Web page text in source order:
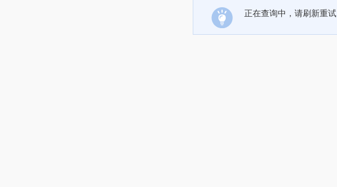
正在查询中，请刷新重试